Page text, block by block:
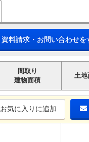
資料請求・お問い合わせを
間取り
建物面積
土地
お気に入りに追加